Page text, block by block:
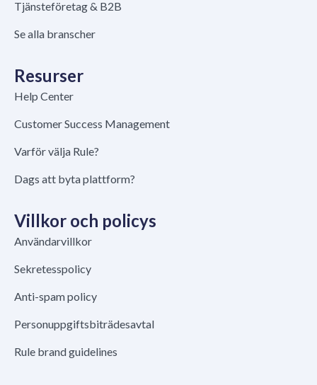
Tjänsteföretag & B2B
Se alla branscher
Resurser
Help Center
Customer Success Management
Varför välja Rule?
Dags att byta plattform?
Villkor och policys
Användarvillkor
Sekretesspolicy
Anti-spam policy
Personuppgiftsbiträdesavtal
Rule brand guidelines